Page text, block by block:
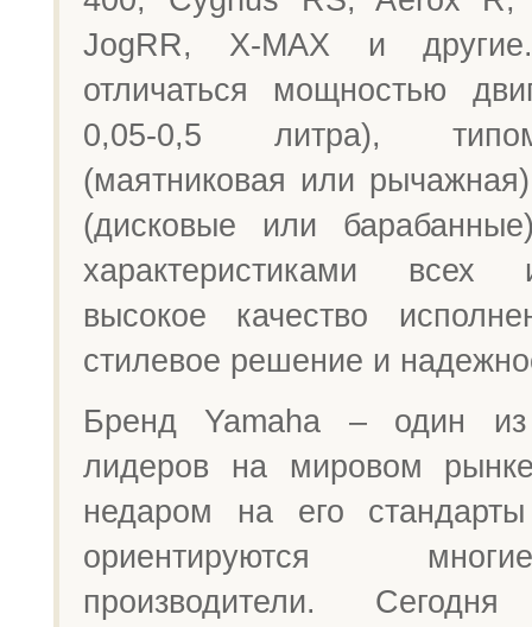
JogRR, X-MAX и
отличаться мощностью
0,05-0,5 литра),
(маятниковая или
(дисковые или
характеристиками всех
высокое качество
стилевое решение и
Бренд Yamaha – один из
лидеров на мировом рынке
недаром на его
ориентируются
производители.